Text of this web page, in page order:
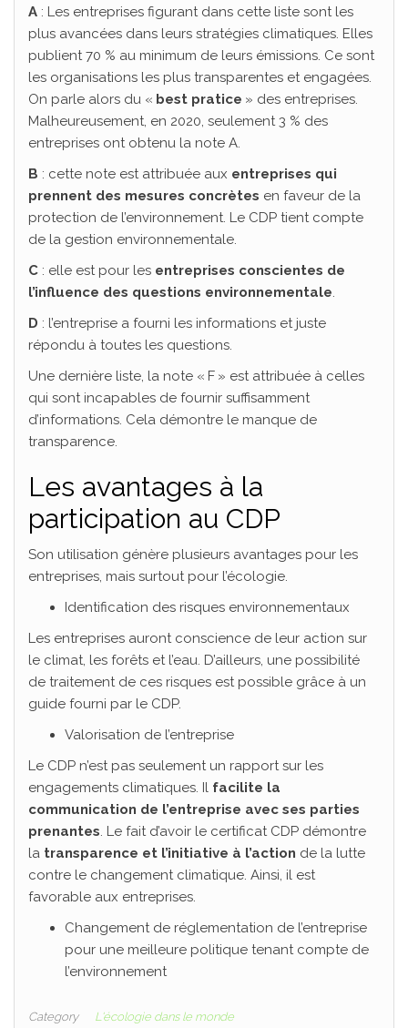
A : Les entreprises figurant dans cette liste sont les
plus avancées dans leurs stratégies climatiques. Elles
publient 70 % au minimum de leurs émissions. Ce sont
les organisations les plus transparentes et engagées.
On parle alors du « best pratice » des entreprises.
Malheureusement, en 2020, seulement 3 % des
entreprises ont obtenu la note A.
B : cette note est attribuée aux entreprises qui
prennent des mesures concrètes en faveur de la
protection de l’environnement. Le CDP tient compte
de la gestion environnementale.
C : elle est pour les entreprises conscientes de
l’influence des questions environnementale.
D : l’entreprise a fourni les informations et juste
répondu à toutes les questions.
Une dernière liste, la note « F » est attribuée à celles
qui sont incapables de fournir suffisamment
d’informations. Cela démontre le manque de
transparence.
Les avantages à la
participation au CDP
Son utilisation génère plusieurs avantages pour les
entreprises, mais surtout pour l’écologie.
Identification des risques environnementaux
Les entreprises auront conscience de leur action sur
le climat, les forêts et l’eau. D’ailleurs, une possibilité
de traitement de ces risques est possible grâce à un
guide fourni par le CDP.
Valorisation de l’entreprise
Le CDP n’est pas seulement un rapport sur les
engagements climatiques. Il facilite la
communication de l’entreprise avec ses parties
prenantes. Le fait d’avoir le certificat CDP démontre
la transparence et l’initiative à l’action de la lutte
contre le changement climatique. Ainsi, il est
favorable aux entreprises.
Changement de réglementation de l’entreprise
pour une meilleure politique tenant compte de
l’environnement
Category L'écologie dans le monde